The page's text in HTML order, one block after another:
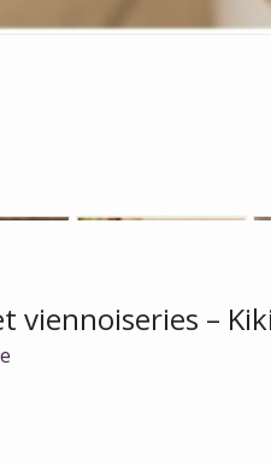
viennoiseries –